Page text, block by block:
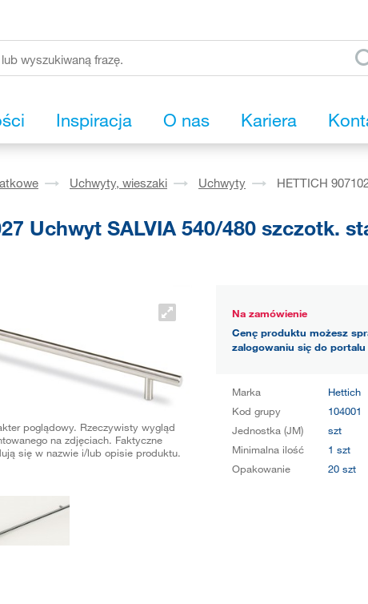
Inspiracja O nas Kariera
Uchwyty, wieszaki Uchwyty
HETTICH
Uchwyt SALVIA 540/480 szczotk.
poglądowy. Rzeczywisty wygląd
na zdjęciach. Faktyczne
się w nazwie i/lub opisie produktu.
Na zamówienie
Cenę produktu możesz
zalogowaniu się do portalu
Marka
Hettich
Kod grupy
104001
Jednostka (JM)
szt
Minimalna ilość
1 szt
Opakowanie
20 szt